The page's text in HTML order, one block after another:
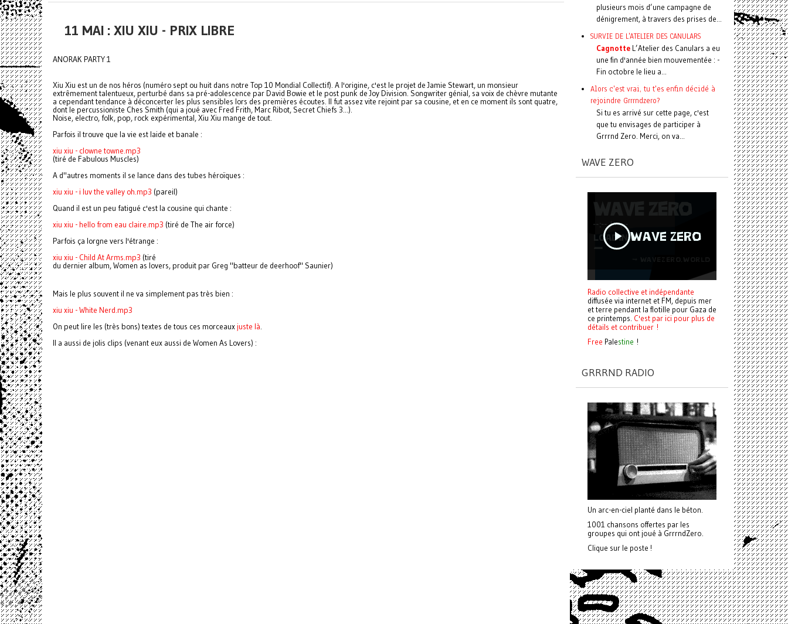
11 MAI : XIU XIU - PRIX LIBRE
ANORAK PARTY 1
Xiu Xiu est un de nos héros (numéro sept ou huit dans notre Top 10 Mondial Collectif). A l'origine, c'est le projet de Jamie Stewart, un monsieur
extrêmement talentueux, perturbé dans sa pré-adolescence par David Bowie et le post punk de Joy Division. Songwriter génial, sa voix de chèvre mutante
a cependant tendance à déconcerter les plus sensibles lors des premières écoutes. Il fut assez vite rejoint par sa cousine, et en ce moment ils sont quatre,
dont le percussioniste Ches Smith (qui a joué avec Fred Frith, Marc Ribot, Secret Chiefs 3...).
Noise, electro, folk, pop, rock expérimental, Xiu Xiu mange de tout.
Parfois il trouve que la vie est laide et banale :
xiu xiu - clowne towne.mp3
(tiré de Fabulous Muscles)
A d"autres moments il se lance dans des tubes héroïques :
xiu xiu - i luv the valley oh.mp3 (pareil)
Quand il est un peu fatigué c'est la cousine qui chante :
xiu xiu - hello from eau claire.mp3 (tiré de The air force)
Parfois ça lorgne vers l'étrange :
xiu xiu - Child At Arms.mp3 (tiré
du dernier album, Women as lovers, produit par Greg "batteur de deerhoof" Saunier)
Mais le plus souvent il ne va simplement pas très bien :
xiu xiu - White Nerd.mp3
On peut lire les (très bons) textes de tous ces morceauxjuste là.
Il a aussi de jolis clips (venant eux aussi de Women As Lovers) :
plusieurs mois d’une campagne de
dénigrement, à travers des prises de...
SURVIE DE L'ATELIER DES CANULARS
Cagnotte L’Atelier des Canulars a eu
une fin d'année bien mouvementée : -
Fin octobre le lieu a...
Alors c'est vrai, tu t'es enfin décidé à
rejoindre Grrrndzero?
Si tu es arrivé sur cette page, c'est
que tu envisages de participer à
Grrrnd Zero. Merci, on va...
WAVE ZERO
Radio collective et indépendante
diffusée via internet et FM, depuis mer
et terre pendant la flotille pour Gaza de
ce printemps. C'est par ici pour plus de
détails et contribuer !
Free Palestine !
GRRRND RADIO
Un arc-en-ciel planté dans le béton.
1001 chansons offertes par les
groupes qui ont joué à GrrrndZero.
Clique sur le poste !